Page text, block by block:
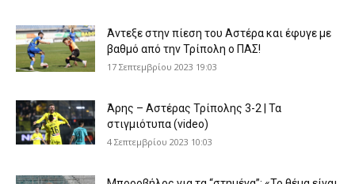
Άντεξε στην πίεση του Αστέρα και έφυγε με
βαθμό από την Τρίπολη ο ΠΑΣ!
17 Σεπτεμβρίου 2023 19:03
Άρης – Αστέρας Τρίπολης 3-2 | Τα
στιγμιότυπα (video)
4 Σεπτεμβρίου 2023 10:03